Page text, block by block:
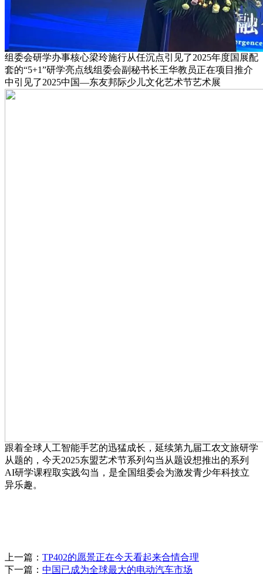
组委会研学办事核心梁玲施行从任沉点引见了2025年度国展配
套的“5+1”研学亮点线组委会副秘书长王华教员正在项目推介
中引见了2025中国—东友邦际少儿文化艺术节艺术展
跟着全球人工智能手艺的迅猛成长，延续第九届工农文旅研学
从题的，今天2025东盟艺术节系列勾当从题设想推出的系列
AI研学课程取实践勾当，是全国组委会为激发青少年科技立
异乐趣。
上一篇： TP402的愿景正在今天看起来合情合理
下一篇： 中国已成为全球最大的电动汽车市场